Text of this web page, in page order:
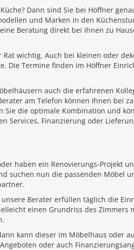
Dann sind Sie bei Höffner
und Marken in den
Beratung direkt bei Ihnen zu
wichtig. Auch bei kleinen oder
Die Termine finden im Höffner
auch die erfahrenen
am Telefon können Ihnen bei
Sie die optimale Kombination und
Services, Finanzierung oder
haben ein Renovierungs-Projekt
suchen nun die passenden Möbel
Berater erfüllen täglich die
einen Grundriss des
kann dieser im Möbelhaus oder
oder auch